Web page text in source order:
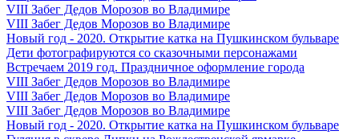
VIII Забег Дедов Морозов во Владимире
VIII Забег Дедов Морозов во Владимире
Новый год - 2020. Открытие катка на Пушкинском бульваре
Дети фотографируются со сказочными персонажами
Встречаем 2019 год. Праздничное оформление города
VIII Забег Дедов Морозов во Владимире
VIII Забег Дедов Морозов во Владимире
VIII Забег Дедов Морозов во Владимире
Новый год - 2020. Открытие катка на Пушкинском бульваре